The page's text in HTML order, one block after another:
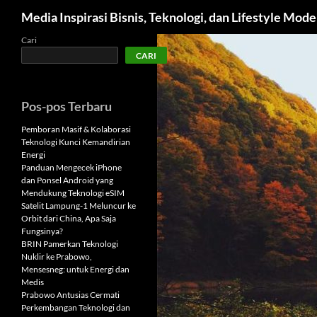
Langsung
Media Inspirasi Bisnis, Teknologi, dan Lifestyle
Cari
CARI
Pos-pos Terbaru
Pemboran Masif & Kolaborasi
Teknologi Kunci Kemandirian
Energi
Panduan Mengecek iPhone
dan Ponsel Android yang
Mendukung Teknologi eSIM
Satelit Lampung-1 Meluncur ke
Orbit dari China, Apa Saja
Fungsinya?
BRIN Pamerkan Teknologi
Nuklir ke Prabowo,
Mensesneg: untuk Energi dan
Medis
Prabowo Antusias Cermati
Perkembangan Teknologi dan